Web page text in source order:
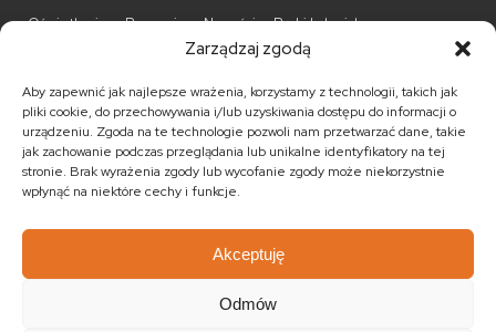
Zarządzaj zgodą
Aby zapewnić jak najlepsze wrażenia, korzystamy z technologii, takich jak
pliki cookie, do przechowywania i/lub uzyskiwania dostępu do informacji o
urządzeniu. Zgoda na te technologie pozwoli nam przetwarzać dane, takie
jak zachowanie podczas przeglądania lub unikalne identyfikatory na tej
stronie. Brak wyrażenia zgody lub wycofanie zgody może niekorzystnie
wpłynąć na niektóre cechy i funkcje.
Akceptuję
Odmów
Oświetlenie Promocje Nowości Barki kolonialne
Komody kolonialne Krzesła kolonialne
Kufry indyjskie Ławki kolonialne Łóżka kolonialne
Parawany kolonialne Półki kolonialne Regały kolonialne
Stojaki na CD Stoliki kawowe Stoliki nocne
MEBLE ŚWIATA